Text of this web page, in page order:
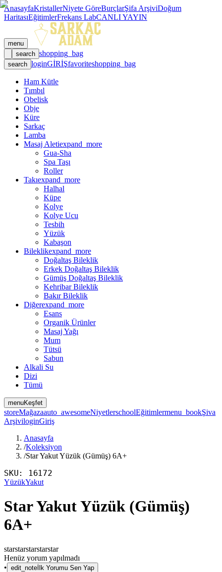
AnasayfaKristallerNiyete GöreBurçlarŞifa ArşiviDoğum
HaritasıEğitimlerFrekans LabCANLI YAYIN
menu
search shopping_bag
search loginGİRİŞfavoriteshopping_bag
Ham Kütle
Tımbıl
Obelisk
Obje
Küre
Sarkaç
Lamba
Masaj Aletiexpand_more
Gua-Sha
Spa Taşı
Roller
Takıexpand_more
Halhal
Küpe
Kolye
Kolye Ucu
Tesbih
Yüzük
Kabaşon
Bileklikexpand_more
Doğaltaş Bileklik
Erkek Doğaltaş Bileklik
Gümüş Doğaltaş Bileklik
Kehribar Bileklik
Bakır Bileklik
Diğerexpand_more
Esans
Organik Ürünler
Masaj Yağı
Mum
Tütsü
Sabun
Alkali Su
Dizi
Tümü
menuKeşfet
storeMağazaauto_awesomeNiyetlerschoolEğitimlermenu_bookŞiva
ArşiviloginGiriş
Anasayfa
/Koleksiyon
/Star Yakut Yüzük (Gümüş) 6A+
SKU: 16172
YüzükYakut
Star Yakut Yüzük (Gümüş)
6A+
starstarstarstarstar
Henüz yorum yapılmadı
• edit_note İlk Yorumu Sen Yap